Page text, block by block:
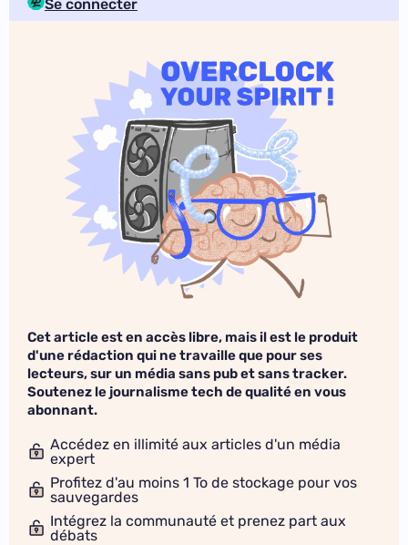
Se connecter
Cet article est en accès libre, mais il est le produit
d'une rédaction qui ne travaille que pour ses
lecteurs, sur un média sans pub et sans tracker.
Soutenez le journalisme tech de qualité en vous
abonnant.
Accédez en illimité aux articles d'un média
expert
Profitez d'au moins 1 To de stockage pour vos
sauvegardes
Intégrez la communauté et prenez part aux
débats